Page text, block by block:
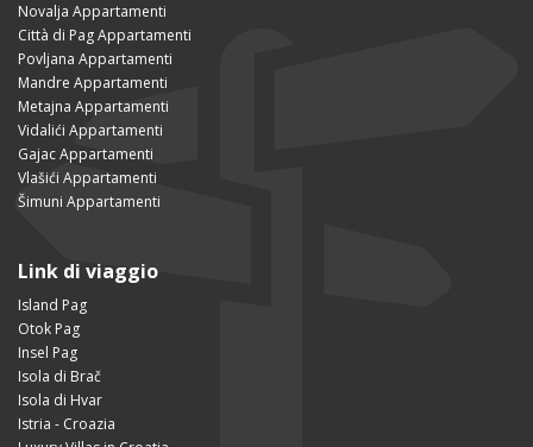
Novalja Appartamenti
Città di Pag Appartamenti
Povljana Appartamenti
Mandre Appartamenti
Metajna Appartamenti
Vidalići Appartamenti
Gajac Appartamenti
Vlašići Appartamenti
Šimuni Appartamenti
Link di viaggio
Island Pag
Otok Pag
Insel Pag
Isola di Brač
Isola di Hvar
Istria - Croazia